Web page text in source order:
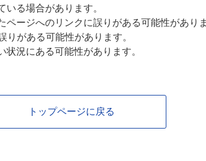
いる場合があります。
ページへのリンクに誤りがある可能性があり
りがある可能性があります。
状況にある可能性があります。
トップページに戻る